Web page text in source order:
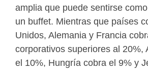
amplia que puede sentirse
un buffet. Mientras que países
Unidos, Alemania y Francia
corporativos superiores al 20%,
el 10%, Hungría cobra el 9% y